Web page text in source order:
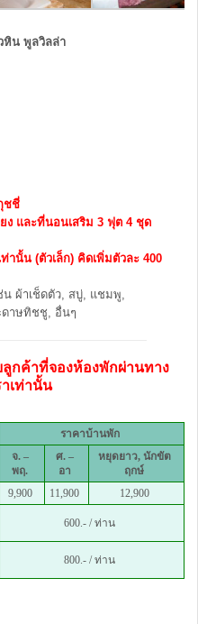
หิน พูลวิลล่า
ชชี่
ง และที่นอนเสริม 3 ฟุต 4 ชุด
านั้น (ตัวเล็ก) คิดเพิ่มตัวละ 400
น ผ้าเช็ดตัว, สบู่, แชมพู,
ดาษทิชชู, อื่นๆ
กค้าที่จองห้องพักผ่านทาง
าเท่านั้น
ราคาบ้านพัก
จ. –
พฤ.
ศ. –
อา
หยุดยาว, นักขัต
ฤกษ์
9,900 11,900
12,900
600.- / ท่าน
800.- / ท่าน